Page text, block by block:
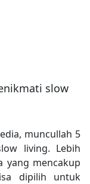
slow
muncullah 5
living. Lebih
yang mencakup
dipilih untuk